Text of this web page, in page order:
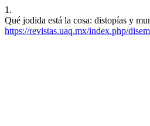
1.
Qué jodida está la cosa: distopías y
https://revistas.uaq.mx/index.php/